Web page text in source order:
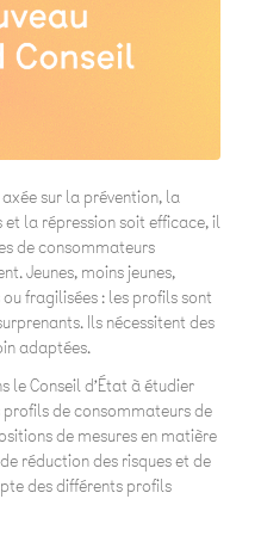
sur la prévention, la
la répression soit efficace, il
de consommateurs
Jeunes, moins jeunes,
fragilisées : les profils sont
Ils nécessitent des
adaptées.
le Conseil d’État à étudier
profils de consommateurs de
de mesures en matière
réduction des risques et de
des différents profils